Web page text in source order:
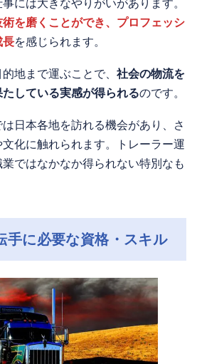
には大きなやりがいがあります。
を磨くことができ、プロフェッシ
長を感じられます。
地まで運ぶことで、 社会の物流を
している実感が得られるのです。
日本各地を訪れる機会があり、さ
化に触れられます。トレーラー運
ではなかなか得られない特別なも
手に必要な資格・スキル